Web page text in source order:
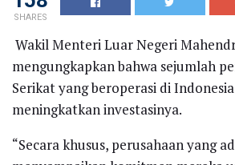
SHARES
Wakil Menteri Luar Negeri
mengungkapkan bahwa sejumlah
Serikat yang beroperasi di
meningkatkan investasinya.
“Secara khusus, perusahaan yang